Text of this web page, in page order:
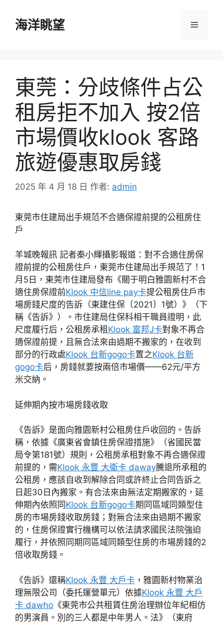
海洋眺望 選
東莞：分歧條件占公
租房拒不加入 按2倍
市場價收klook 客路
旅遊優惠取房錢
2025 年 4 月 18 日 作者: admin
東莞市住建局出手規范不合適保證前提的公租房住
戶
羊城晚報訊 記者秦小輝攝影報道：對不合適住房保
證前提的公租房住戶，東莞市住建局出手規范了！1
月5日，東莞市住建局發布《關于明白雅園新村不合
適住房保證前Klook 中信line pay卡提公租房住戶市
場房錢尺度的告訴（東建住保〔2021〕1號）》（下
稱《告訴》）。市住建局住保科相干職員證明，此
尺度履行后，公租房承租 Klook 富邦J卡對象不再合
適保證前提，且無合法來由過期不搬家的，在收到
部分的行政處Klook 台新gogo卡置之Klook 台新
gogo卡后，房錢就要按兩倍市場價——62元/平方
米交納。
延伸期內按市場房錢收取
《告訴》是面向雅園新村公租房住戶收回的。告訴
稱，依據《廣東省會鎮住房保證措施》（省國民當
局令第181號）規則，公租房承租對象不再合適保證
前提的，需Klook 永豐 大衛卡 daway騰退所承租的
公租房，應該自收到解除合同或許終止合同告訴之
日起30日內搬家。有合法來由無法定期搬家的，延
伸期內依照同 Klook 台新gogo卡期同區域同類型住
房的市場房錢收取房錢；對無合法來由過期不搬家
的，住房保證實行機構可以依法請求國民法院強迫
履行，并依照同期同區域同類型住房的市場房錢的2
倍收取房錢。
《告訴》還稱Klook 永豐 大戶卡 ，雅園新村物業治
理無限公司（委托運營單元）依據Klook 永豐 大戶
卡 dawho 《東莞市公共租賃住房治理辦位年紀相仿
的男演員。別的三人都是中年男人。法》（東府